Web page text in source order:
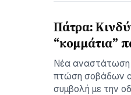
Πάτρα:
“κομμάτια”
Νέα αναστάτωση
πτώση σοβάδων
συμβολή με την